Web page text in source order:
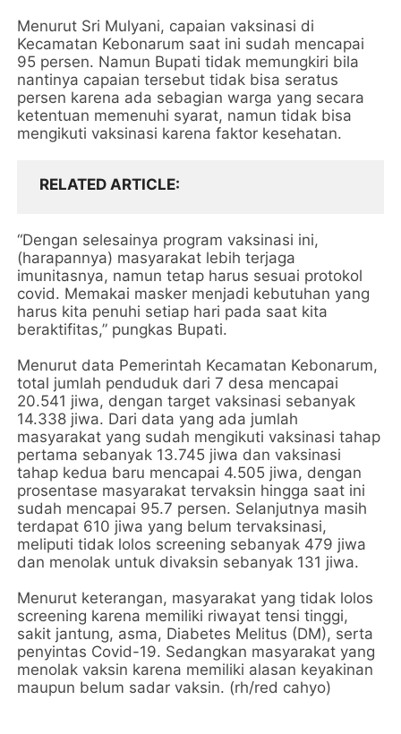
Menurut Sri Mulyani, capaian vaksinasi di
Kecamatan Kebonarum saat ini sudah mencapai
95 persen. Namun Bupati tidak memungkiri bila
nantinya capaian tersebut tidak bisa seratus
persen karena ada sebagian warga yang secara
ketentuan memenuhi syarat, namun tidak bisa
mengikuti vaksinasi karena faktor kesehatan.
RELATED ARTICLE
“Dengan selesainya program vaksinasi ini,
(harapannya) masyarakat lebih terjaga
imunitasnya, namun tetap harus sesuai protokol
covid. Memakai masker menjadi kebutuhan yang
harus kita penuhi setiap hari pada saat kita
beraktifitas,” pungkas Bupati.
Menurut data Pemerintah Kecamatan Kebonarum,
total jumlah penduduk dari 7 desa mencapai
20.541 jiwa, dengan target vaksinasi sebanyak
14.338 jiwa. Dari data yang ada jumlah
masyarakat yang sudah mengikuti vaksinasi tahap
pertama sebanyak 13.745 jiwa dan vaksinasi
tahap kedua baru mencapai 4.505 jiwa, dengan
prosentase masyarakat tervaksin hingga saat ini
sudah mencapai 95.7 persen. Selanjutnya masih
terdapat 610 jiwa yang belum tervaksinasi,
meliputi tidak lolos screening sebanyak 479 jiwa
dan menolak untuk divaksin sebanyak 131 jiwa.
Menurut keterangan, masyarakat yang tidak lolos
screening karena memiliki riwayat tensi tinggi,
sakit jantung, asma, Diabetes Melitus (DM), serta
penyintas Covid-19. Sedangkan masyarakat yang
menolak vaksin karena memiliki alasan keyakinan
maupun belum sadar vaksin. (rh/red cahyo)